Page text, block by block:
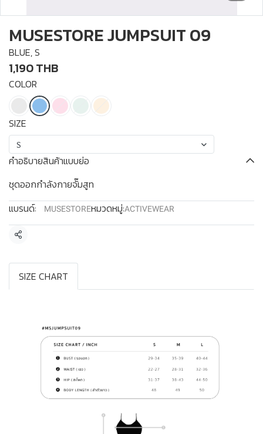
MUSESTORE JUMPSUIT 09
BLUE, S
1,190 THB
COLOR
SIZE
S
คำอธิบายสินค้าแบบย่อ
ชุดออกกำลังกายจั๊มสูท
แบรนด์:
MUSESTOREหมวดหมู่:ACTIVEWEAR
แชร์
SIZE CHART